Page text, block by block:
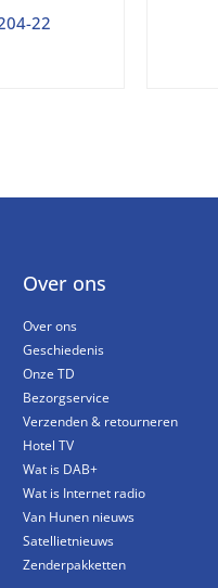
22
Over ons
Over ons
Geschiedenis
Onze TD
Bezorgservice
Verzenden & retourneren
Hotel TV
Wat is DAB+
Wat is Internet radio
Van Hunen nieuws
Satellietnieuws
Zenderpakketten